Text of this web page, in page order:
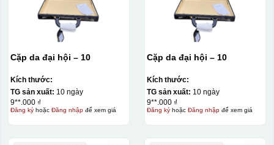
Cặp da đại hội – 10
Kích thước:
TG sản xuất: 10 ngày
9**.000 ₫
Đăng kýhoặc Đăng nhậpđể xem giá
Cặp da đại hội – 10
Kích thước:
TG sản xuất: 10 ngày
9**.000 ₫
Đăng kýhoặc Đăng nhậpđể xem giá